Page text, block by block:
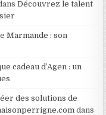
Découvrez le talent
Marmande : son
cadeau d’Agen : un
des solutions de
dans